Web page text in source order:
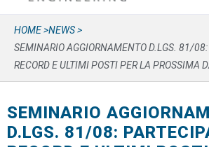
HOME >NEWS >
SEMINARIO AGGIORNAMENTO D.LGS. 81/
RECORD E ULTIMI POSTI PER LA PROSSIMA
SEMINARIO
D.LGS. 81/08: